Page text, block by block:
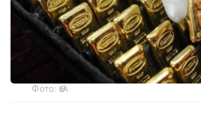
Фото: ӨзА